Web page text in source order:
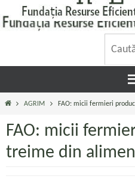
PrimaAGRIM FAO: micii fermieri
FAO: micii
treime din